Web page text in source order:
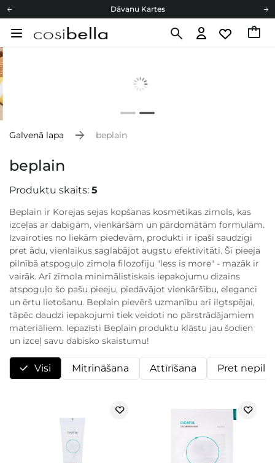
Dāvanu Kartes
Cosibella lojalitātes programma
Galvenā lapa beplain
beplain
Produktu skaits: 5
Beplain ir Korejas sejas kopšanas kosmētikas zīmols, kas
izceļas ar dabīgām, vienkāršām un pārdomātām formulām.
Izvairoties no liekām piedevām, produkti ir īpaši saudzīgi
pret ādu, vienlaikus saglabājot augstu efektivitāti. Šī pieeja
pilnībā atspoguļo zīmola filozofiju "less is more" - mazāk ir
vairāk. Arī zīmola minimālistiskais iepakojumu dizains
atspoguļo šo pašu pieeju, piedāvājot vienkāršību, eleganci
un ērtu lietošanu. Beplain pievērš uzmanību arī ilgtspējai,
tāpēc daudzi iepakojumi tiek veidoti no pārstrādājamiem
materiāliem. Iepazīsti Beplain produktu klāstu jau šodien
un izceļ savu dabisko skaistumu!
Visi Mitrināšana Attīrīšana Pret